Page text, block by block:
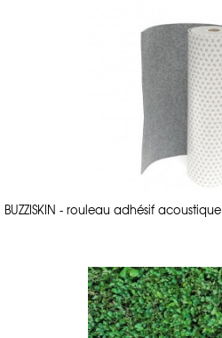
BUZZISKIN - rouleau adhésif acoustique